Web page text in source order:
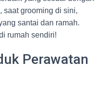
saat grooming di sini,
santai dan ramah.
rumah sendiri!
Perawatan